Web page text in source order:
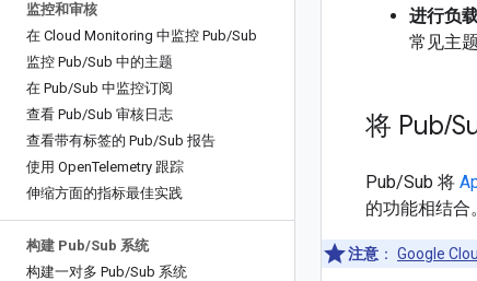
监控和审核
在 Cloud Monitoring 中监控 Pub/Sub
监控 Pub/Sub 中的主题
在 Pub/Sub 中监控订阅
查看 Pub/Sub 审核日志
查看带有标签的 Pub/Sub 报告
使用 OpenTelemetry 跟踪
伸缩方面的指标最佳实践
构建 Pub/Sub 系统
构建一对多 Pub/Sub 系统
进行负
常见主
将 Pub/
Pub/Sub 将
的功能相结合
注意 ： Google